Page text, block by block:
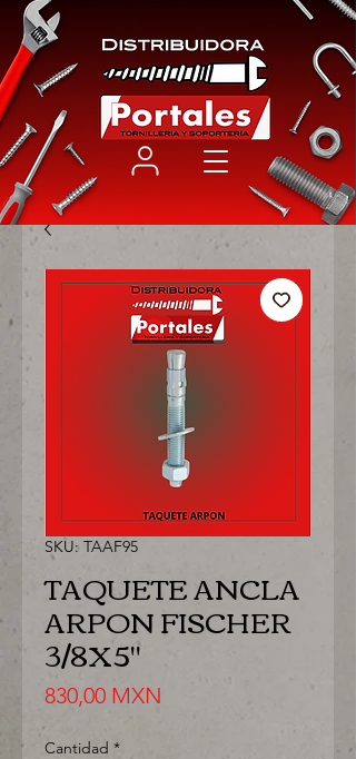
SKU: TAAF95
TAQUETE ANCLA
ARPON FISCHER
3/8X5"
830,00 MXN
Cantidad *